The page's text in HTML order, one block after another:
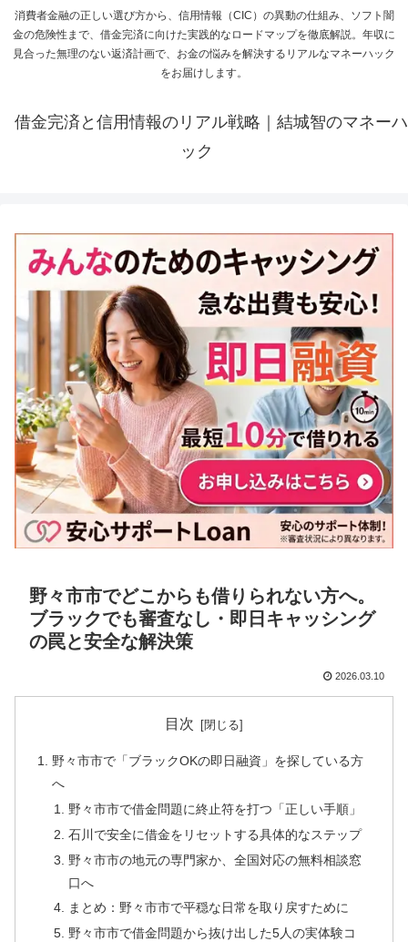
消費者金融の正しい選び方から、信用情報（CIC）の異動の仕組み、ソフト闇
金の危険性まで、借金完済に向けた実践的なロードマップを徹底解説。年収に
見合った無理のない返済計画で、お金の悩みを解決するリアルなマネーハック
をお届けします。
借金完済と信用情報のリアル戦略｜結城智のマネーハ
ック
野々市市でどこからも借りられない方へ。
ブラックでも審査なし・即日キャッシング
の罠と安全な解決策
2026.03.10
目次
野々市市で「ブラックOKの即日融資」を探している方
へ
野々市市で借金問題に終止符を打つ「正しい手順」
石川で安全に借金をリセットする具体的なステップ
野々市市の地元の専門家か、全国対応の無料相談窓
口へ
まとめ：野々市市で平穏な日常を取り戻すために
野々市市で借金問題から抜け出した5人の実体験コ